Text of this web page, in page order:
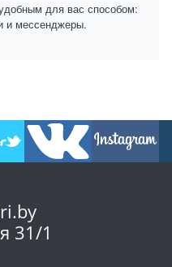
для вас способом:
и мессенджеры.
31/1